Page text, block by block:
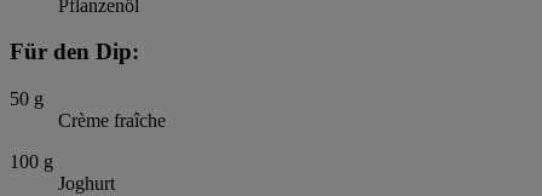
Pflanzenöl
Für den Dip:
50 g
Crème fraîche
100 g
Joghurt